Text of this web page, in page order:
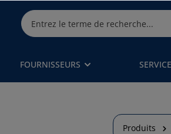
FOURNISSEURS
Produits